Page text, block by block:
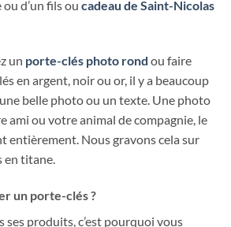
d’un fils ou cadeau de Saint-Nicolas
un porte-clés photo rond ou faire
en argent, noir ou or, il y a beaucoup
belle photo ou un texte. Une photo
ami ou votre animal de compagnie, le
entièrement. Nous gravons cela sur
en titane.
un porte-clés ?
ses produits, c’est pourquoi vous